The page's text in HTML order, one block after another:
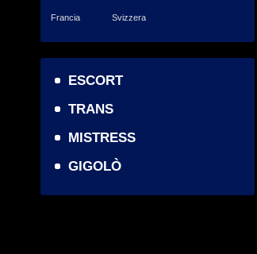
Francia Svizzera
ESCORT
TRANS
MISTRESS
GIGOLÒ